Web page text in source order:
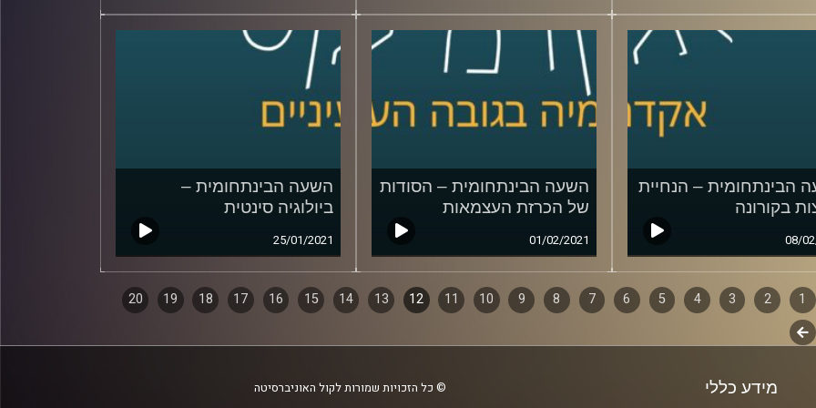
הבינתחומית – הנחיית
בקורונה
08/
השעה הבינתחומית – הסודות
של הכרזת העצמאות
01/02/2021
השעה הבינתחומית –
ביולוגיה סינטית
25/01/2021
1
2
3
4
5
6
7
8
9
10
11
12
13
14
15
16
17
18
19
20
לשלב
מידע כללי © כל הזכויות שמורות לקול האוניברסיטה